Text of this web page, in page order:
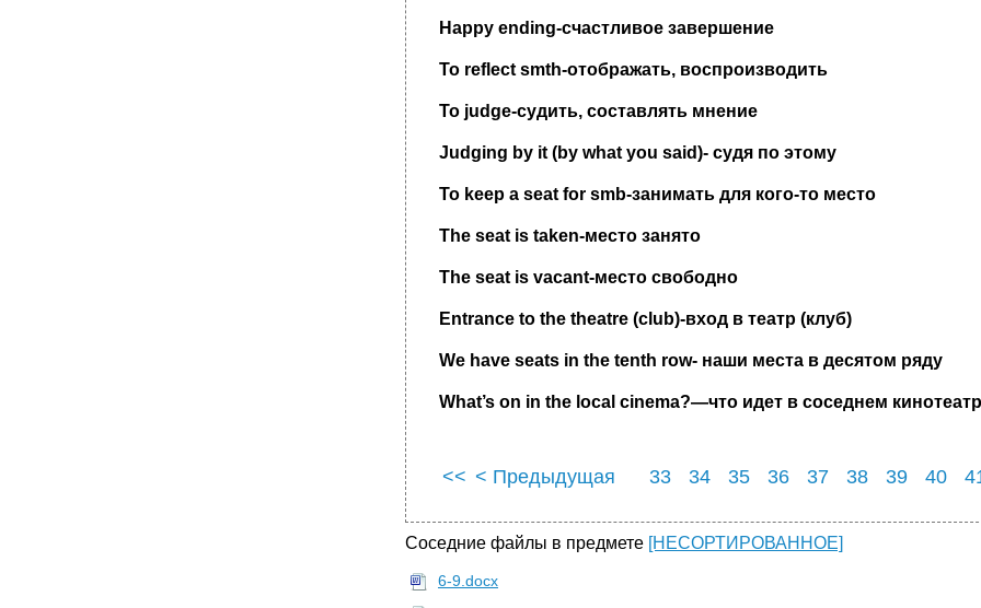
Happy ending-счастливое завершение
To reflect smth-отображать, воспроизводить
To judge-судить, составлять мнение
Judging by it (by what you said)- судя по этому
To keep a seat for smb-занимать для кого-то место
The seat is taken-место занято
The seat is vacant-место свободно
Entrance to the theatre (club)-вход в театр (клуб)
We have seats in the tenth row- наши места в десятом ряду
What’s on in the local cinema?—что идет в соседнем
<< < Предыдущая 33 34 35 36 37 38 39 40
Соседние файлы в предмете [НЕСОРТИРОВАННОЕ]
6-9.docx